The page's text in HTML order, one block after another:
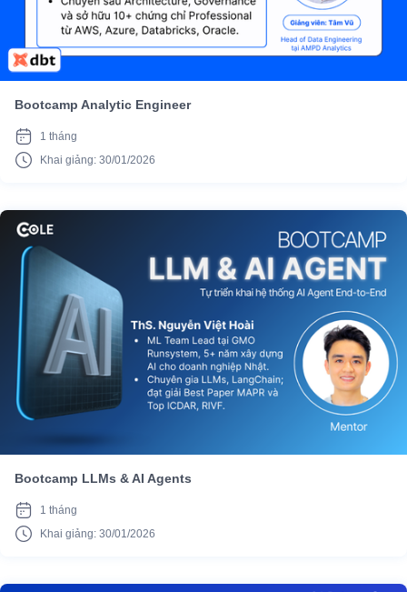
Bootcamp Analytic Engineer
1 tháng
Khai giảng: 30/01/2026
Bootcamp LLMs & AI Agents
1 tháng
Khai giảng: 30/01/2026